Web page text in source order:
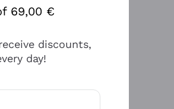
69,00 €
discounts,
day!